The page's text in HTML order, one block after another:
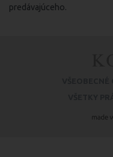
predávajúceho.